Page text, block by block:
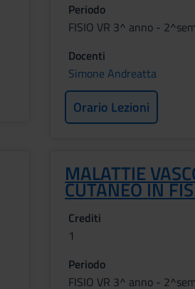
Periodo
FISIO VR 3^ anno -
Docenti
Simone Andreatta
Orario Lezioni
MALATTIE
CUTANEO IN
Crediti
1
Periodo
FISIO VR 3^ anno -